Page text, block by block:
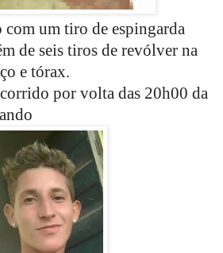
com um tiro de espingarda
de seis tiros de revólver na
e tórax.
por volta das 20h00 da